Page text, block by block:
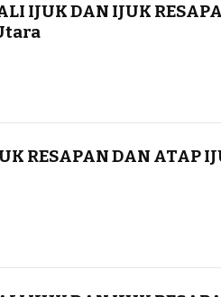
IJUK DAN IJUK
RESAPAN DAN ATAP